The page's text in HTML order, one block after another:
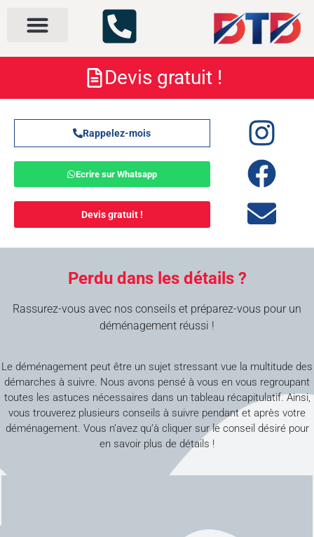
Devis gratuit !
Rappelez-mois
Ecrire sur Whatsapp
Devis gratuit !
Perdu dans les détails ?
Rassurez-vous avec nos conseils et préparez-vous pour un
déménagement réussi !
Le déménagement peut être un sujet stressant vue la multitude des
démarches à suivre. Nous avons pensé à vous en vous regroupant
toutes les astuces nécessaires dans un tableau récapitulatif. Ainsi,
vous trouverez plusieurs conseils à suivre pendant et après votre
déménagement. Vous n’avez qu’à cliquer sur le conseil désiré pour
en savoir plus de détails !